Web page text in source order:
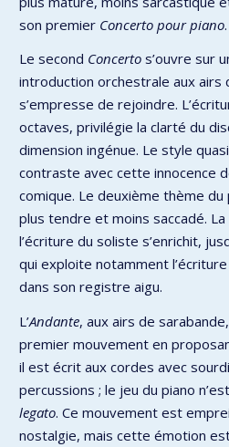
son premier Concerto pour piano.
Le second Concerto s’ouvre sur
introduction orchestrale aux airs
s’empresse de rejoindre.
octaves, privilégie la clarté du
dimension ingénue. Le style
contraste avec cette innocence
comique. Le deuxième thème
plus tendre et moins saccadé.
l’écriture du soliste s’enrichit,
qui exploite notamment
dans son registre aigu.
L’Andante, aux airs de
premier mouvement en
il est écrit aux cordes avec
percussions ; le jeu du piano
legato. Ce mouvement est
nostalgie, mais cette émotion